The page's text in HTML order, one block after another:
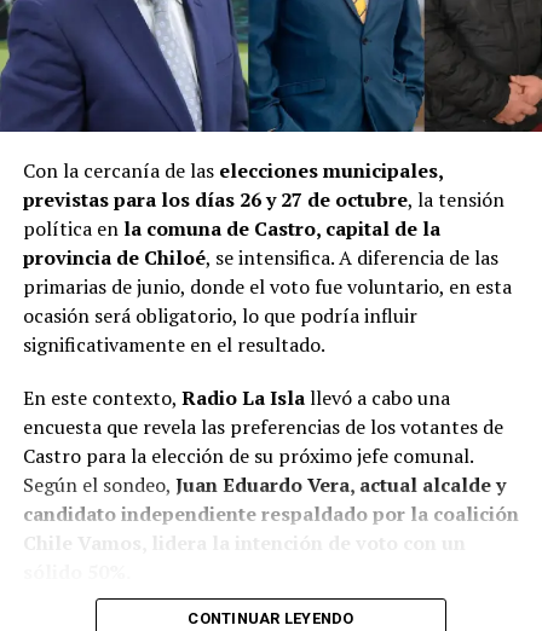
Con la cercanía de las elecciones municipales,
previstas para los días 26 y 27 de octubre, la tensión
política en la comuna de Castro, capital de la
provincia de Chiloé, se intensifica. A diferencia de las
primarias de junio, donde el voto fue voluntario, en esta
ocasión será obligatorio, lo que podría influir
significativamente en el resultado.
En este contexto, Radio La Islallevó a cabo una
encuesta que revela las preferencias de los votantes de
Castro para la elección de su próximo jefe comunal.
Según el sondeo, Juan Eduardo Vera, actual alcalde y
candidato independiente respaldado por la coalición
Chile Vamos, lidera la intención de voto con un
Baltazar Elgueta, candidato del Partido Socialista
CONTINUAR LEYENDO